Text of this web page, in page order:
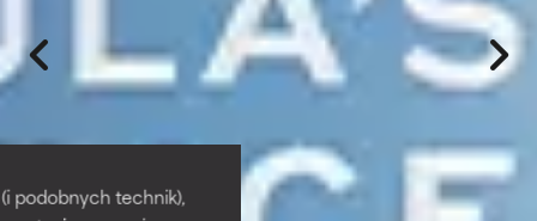
podobnych technik),